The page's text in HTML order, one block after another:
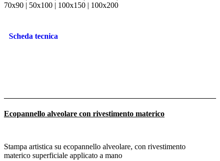
70x90 | 50x100 | 100x150 | 100x200
Scheda tecnica
Ecopannello alveolare con rivestimento materico
Stampa artistica su ecopannello alveolare, con rivestimento
materico superficiale applicato a mano